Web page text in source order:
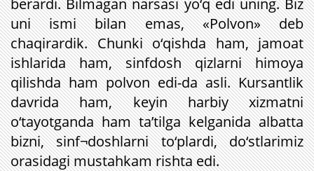
berardi. Bilmagan narsasi yo‘q edi uning. Biz
uni ismi bilan emas, «Polvon» deb
chaqirardik. Chunki o‘qishda ham, jamoat
ishlarida ham, sinfdosh qizlarni himoya
qilishda ham polvon edi-da asli. Kursantlik
davrida ham, keyin harbiy xizmatni
o‘tayotganda ham ta’tilga kelganida albatta
bizni, sinf¬doshlarni to‘plardi, do‘stlarimiz
orasidagi mustahkam rishta edi.